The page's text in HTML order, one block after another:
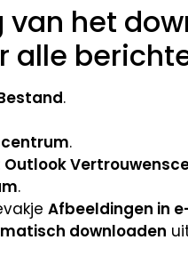
van het
alle
.
.
.
Afbeeldingen in
downloaden